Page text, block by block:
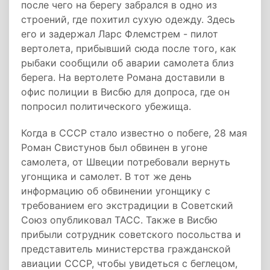
после чего на берегу забрался в одно из
строений, где похитил сухую одежду. Здесь
его и задержал Ларс Флемстрем - пилот
вертолета, прибывший сюда после того, как
рыбаки сообщили об аварии самолета близ
берега. На вертолете Романа доставили в
офис полиции в Висбю для допроса, где он
попросил политического убежища.
Когда в СССР стало известно о побеге, 28 мая
Роман Свистунов был обвинен в угоне
самолета, от Швеции потребовали вернуть
угонщика и самолет. В тот же день
информацию об обвинении угонщику с
требованием его экстрадиции в Советский
Союз опубликовал ТАСС. Также в Висбю
прибыли сотрудник советского посольства и
представитель министерства гражданской
авиации СССР, чтобы увидеться с беглецом,